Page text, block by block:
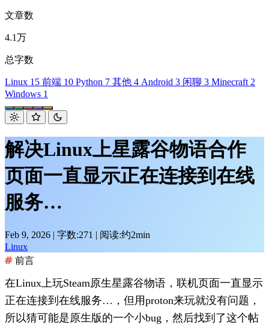
文章数
4.1万
总字数
Linux 15 前端 10 Python 7 其他 4 Android 3 闲聊 3 Minecraft 2
Windows 1
解决Linux上星露谷物语合作
页面一直显示正在连接到在线
服务…
Feb 9, 2026 | 字数:271 | 阅读:约2min
Linux
前言
在Linux上玩Steam原生星露谷物语，联机页面一直显示
正在连接到在线服务… ，但用proton来玩就没有问题，
所以猜可能是原生版的一个小bug，然后找到了这个帖